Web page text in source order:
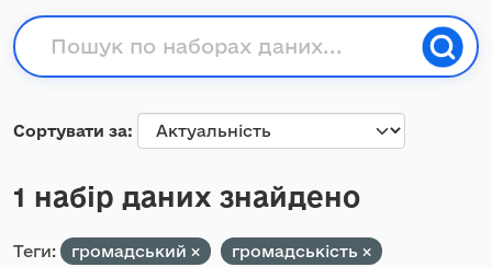
Сортувати за
1 набір даних знайдено
Теги: громадський
громадськість